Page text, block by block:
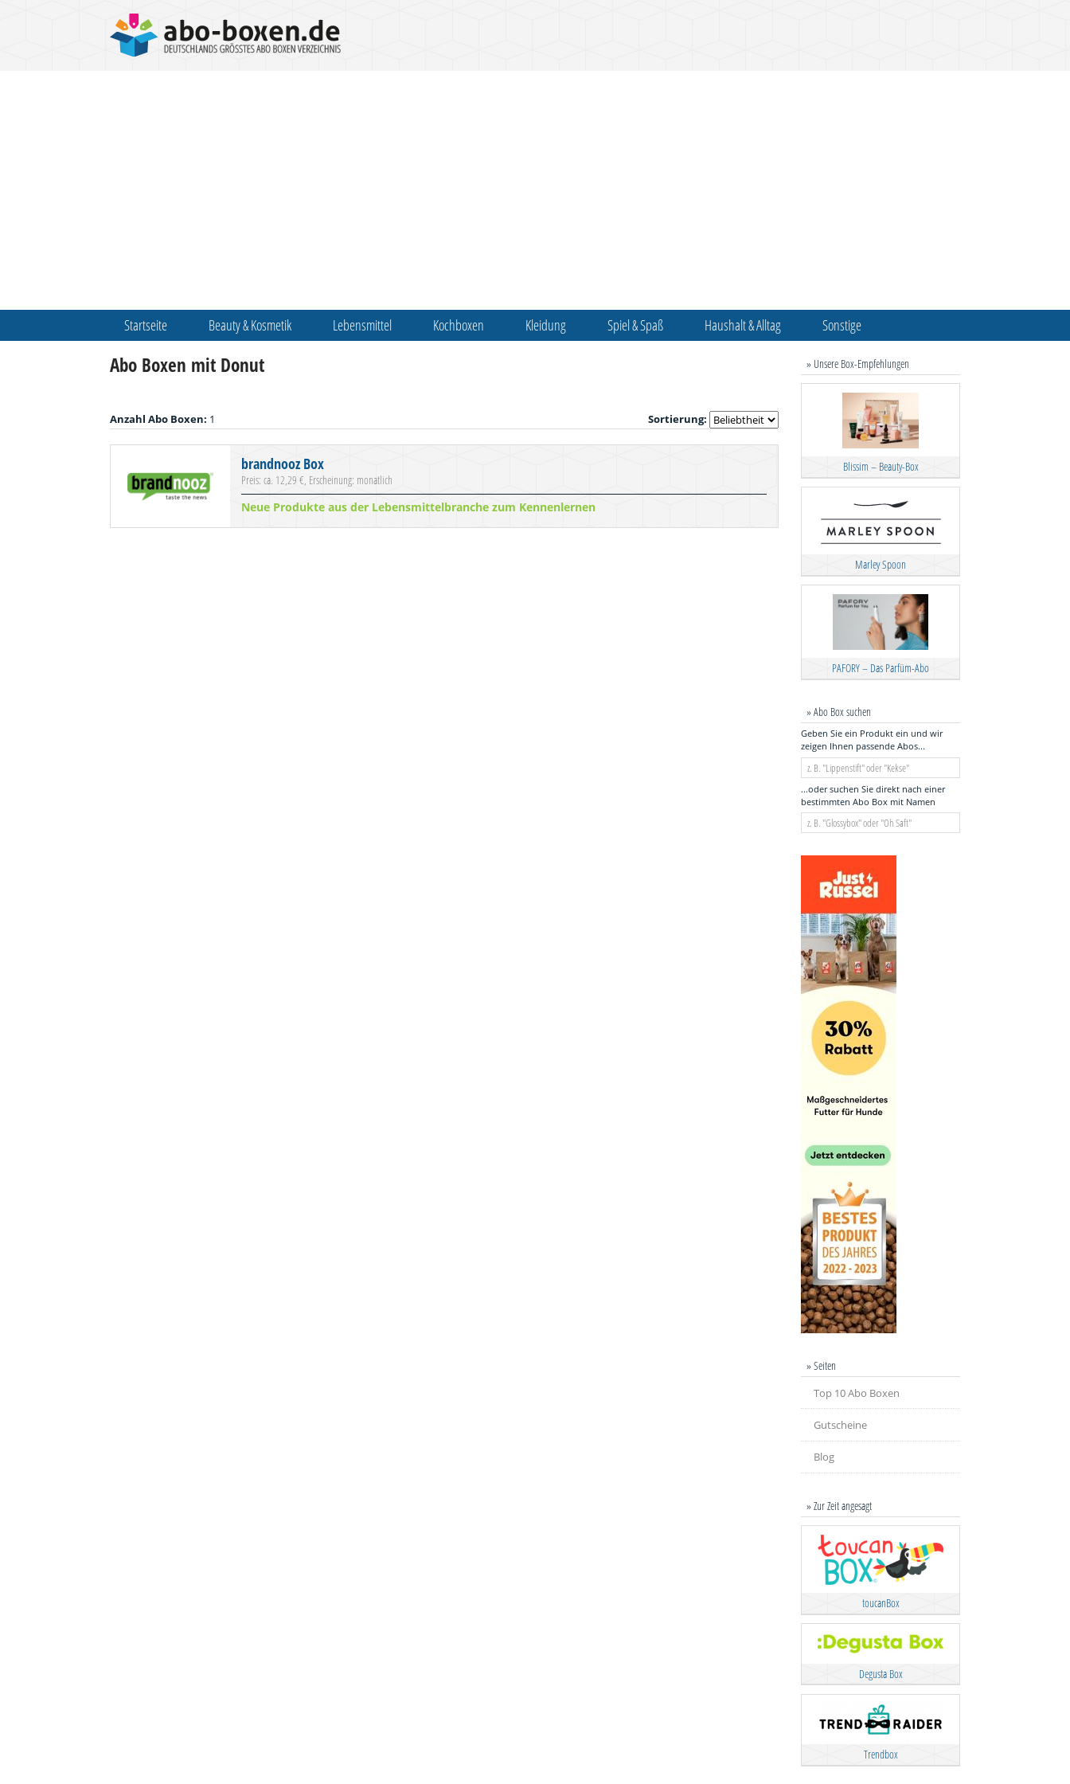
Startseite Beauty & Kosmetik Lebensmittel Kochboxen Kleidung Spiel & Spaß Haushalt & Alltag Sonstige
Abo Boxen mit Donut
Anzahl Abo Boxen: 1 Sortierung:
brandnooz Box
Preis: ca. 12,29 €, Erscheinung: monatlich
Neue Produkte aus der Lebensmittelbranche zum Kennenlernen
» Unsere Box-Empfehlungen
Blissim – Beauty-Box
Marley Spoon
PAFORY – Das Parfüm-Abo
» Abo Box suchen
Geben Sie ein Produkt ein und wir
zeigen Ihnen passende Abos...
...oder suchen Sie direkt nach einer
bestimmten Abo Box mit Namen
» Seiten
Top 10 Abo Boxen
Gutscheine
Blog
» Zur Zeit angesagt
toucanBox
Degusta Box
Trendbox